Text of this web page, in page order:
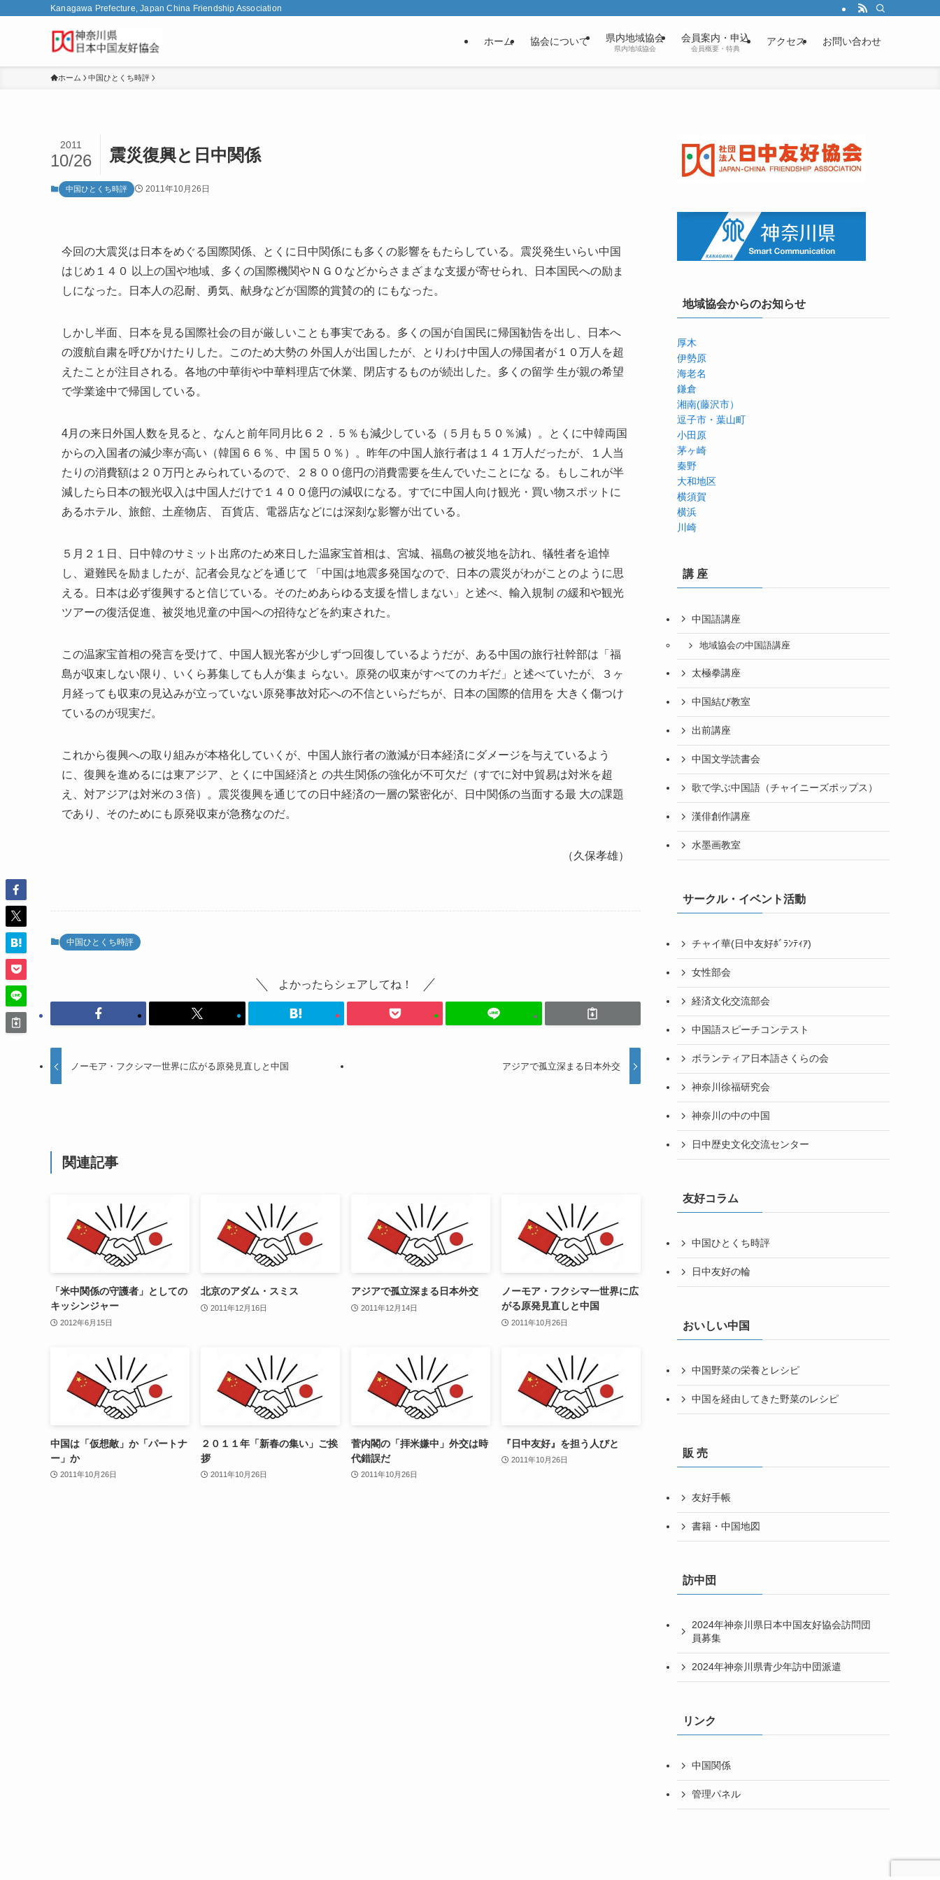
Kanagawa Prefecture, Japan China Friendship Association
ホーム 協会について 県内地域協会
県内地域協会
会員案内・申込
会員概要・特典
アクセス お問い合わせ
ホーム 中国ひとくち時評
震災復興と日中関係
2011
10/26
中国ひとくち時評 2011年10月26日
今回の大震災は日本をめぐる国際関係、とくに日中関係にも多くの影響をもたらしている。震災発生いらい中国
はじめ１４０ 以上の国や地域、多くの国際機関やＮＧＯなどからさまざまな支援が寄せられ、日本国民への励ま
しになった。日本人の忍耐、勇気、献身などが国際的賞賛の的 にもなった。
しかし半面、日本を見る国際社会の目が厳しいことも事実である。多くの国が自国民に帰国勧告を出し、日本へ
の渡航自粛を呼びかけたりした。このため大勢の 外国人が出国したが、とりわけ中国人の帰国者が１０万人を超
えたことが注目される。各地の中華街や中華料理店で休業、閉店するものが続出した。多くの留学 生が親の希望
で学業途中で帰国している。
4月の来日外国人数を見ると、なんと前年同月比６２．５％も減少している（５月も５０％減）。とくに中韓両国
からの入国者の減少率が高い（韓国６６％、中 国５０％）。昨年の中国人旅行者は１４１万人だったが、１人当
たりの消費額は２０万円とみられているので、２８００億円の消費需要を生んでいたことにな る。もしこれが半
減したら日本の観光収入は中国人だけで１４００億円の減収になる。すでに中国人向け観光・買い物スポットに
あるホテル、旅館、土産物店、 百貨店、電器店などには深刻な影響が出ている。
５月２１日、日中韓のサミット出席のため來日した温家宝首相は、宮城、福島の被災地を訪れ、犠牲者を追悼
し、避難民を励ましたが、記者会見などを通じて 「中国は地震多発国なので、日本の震災がわがことのように思
える。日本は必ず復興すると信じている。そのためあらゆる支援を惜しまない」と述べ、輸入規制 の緩和や観光
ツアーの復活促進、被災地児童の中国への招待などを約束された。
この温家宝首相の発言を受けて、中国人観光客が少しずつ回復しているようだが、ある中国の旅行社幹部は「福
島が収束しない限り、いくら募集しても人が集ま らない。原発の収束がすべてのカギだ」と述べていたが、３ヶ
月経っても収束の見込みが立っていない原発事故対応への不信といらだちが、日本の国際的信用を 大きく傷つけ
ているのが現実だ。
これから復興への取り組みが本格化していくが、中国人旅行者の激減が日本経済にダメージを与えているよう
に、復興を進めるには東アジア、とくに中国経済と の共生関係の強化が不可欠だ（すでに対中貿易は対米を超
え、対アジアは対米の３倍）。震災復興を通じての日中経済の一層の緊密化が、日中関係の当面する最 大の課題
であり、そのためにも原発収束が急務なのだ。
（久保孝雄）
中国ひとくち時評
よかったらシェアしてね！
ノーモア・フクシマ一世界に広がる原発見直しと中国 アジアで孤立深まる日本外交
関連記事
「米中関係の守護者」としての
キッシンジャー
2012年6月15日
北京のアダム・スミス
2011年12月16日
アジアで孤立深まる日本外交
2011年12月14日
ノーモア・フクシマ一世界に広
がる原発見直しと中国
2011年10月26日
中国は「仮想敵」か「パートナ
ー」か
2011年10月26日
２０１１年「新春の集い」ご挨
拶
2011年10月26日
菅内閣の「拝米嫌中」外交は時
代錯誤だ
2011年10月26日
『日中友好』を担う人びと
2011年10月26日
地域協会からのお知らせ
厚木
伊勢原
海老名
鎌倉
湘南(藤沢市）
逗子市・葉山町
小田原
茅ヶ崎
秦野
大和地区
横須賀
横浜
川崎
講 座
中国語講座
地域協会の中国語講座
太極拳講座
中国結び教室
出前講座
中国文学読書会
歌で学ぶ中国語（チャイニーズポップス）
漢俳創作講座
水墨画教室
サークル・イベント活動
チャイ華(日中友好ﾎﾞﾗﾝﾃｨｱ)
女性部会
経済文化交流部会
中国語スピーチコンテスト
ボランティア日本語さくらの会
神奈川徐福研究会
神奈川の中の中国
日中歴史文化交流センター
友好コラム
中国ひとくち時評
日中友好の輪
おいしい中国
中国野菜の栄養とレシピ
中国を経由してきた野菜のレシピ
販 売
友好手帳
書籍・中国地図
訪中団
2024年神奈川県日本中国友好協会訪問団
員募集
2024年神奈川県青少年訪中団派遣
リンク
中国関係
管理パネル